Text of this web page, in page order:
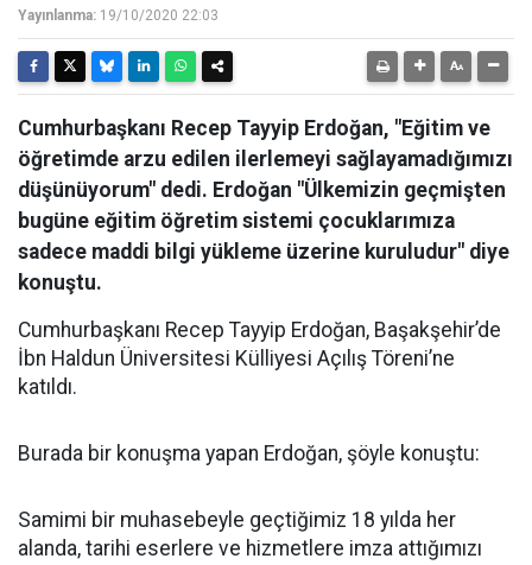
Yayınlanma: 19/10/2020 22:03
Cumhurbaşkanı Recep Tayyip Erdoğan, "Eğitim ve
öğretimde arzu edilen ilerlemeyi sağlayamadığımızı
düşünüyorum" dedi. Erdoğan "Ülkemizin geçmişten
bugüne eğitim öğretim sistemi çocuklarımıza
sadece maddi bilgi yükleme üzerine kuruludur" diye
konuştu.
Cumhurbaşkanı Recep Tayyip Erdoğan, Başakşehir’de
İbn Haldun Üniversitesi Külliyesi Açılış Töreni’ne
katıldı.
Burada bir konuşma yapan Erdoğan, şöyle konuştu:
Samimi bir muhasebeyle geçtiğimiz 18 yılda her
alanda, tarihi eserlere ve hizmetlere imza attığımızı